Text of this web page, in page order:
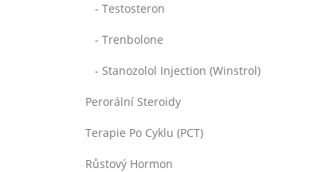
- Testosteron
- Trenbolone
- Stanozolol Injection (Winstrol)
Perorální Steroidy
Terapie Po Cyklu (PCT)
Růstový Hormon